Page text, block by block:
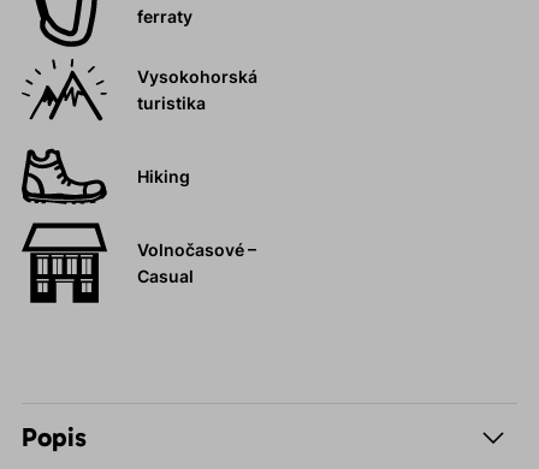
ferraty
Vysokohorská
turistika
Hiking
Volnočasové –
Casual
Popis